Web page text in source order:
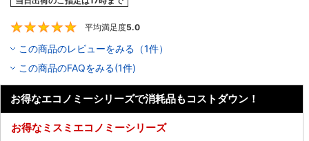
平均満足度5.0
この商品のレビューをみる（1件）
この商品のFAQをみる(1件)
お得なエコノミーシリーズで消耗品もコストダウン！
お得なミスミエコノミーシリーズ